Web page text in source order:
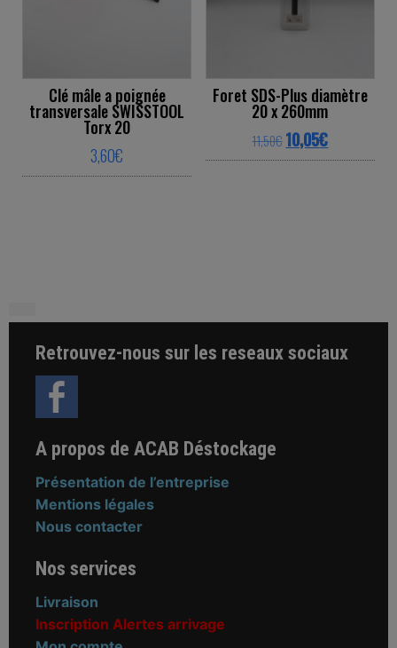
Clé mâle a poignée
transversale SWISSTOOL
Torx 20
3,60€
Foret SDS-Plus diamètre
20 x 260mm
11,50€ Original price was:
10,05€Current
Retrouvez-nous sur les reseaux sociaux
A propos de ACAB Déstockage
Présentation de l’entreprise
Mentions légales
Nous contacter
Nos services
Livraison
Inscription Alertes arrivage